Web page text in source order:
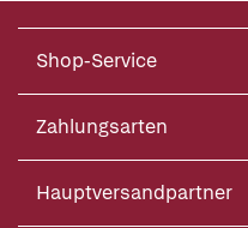
Shop-Service
Zahlungsarten
Hauptversandpartner